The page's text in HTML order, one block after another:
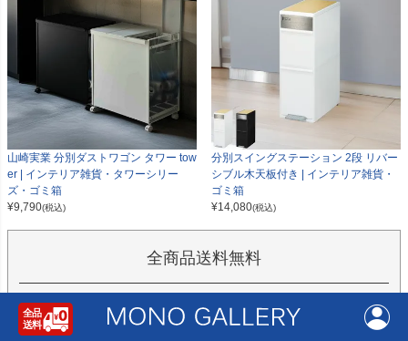
山崎実業 分別ダストワゴン タワー tow
er | インテリア雑貨・タワーシリー
ズ・ゴミ箱
¥9,790(税込)
分別スイングステーション 2段 リバー
シブル木天板付き | インテリア雑貨・
ゴミ箱
¥14,080(税込)
全商品送料無料
当店は全商品送料無料 (北海道・沖縄・離島を除く)です。ご注
文の翌日から1～2日営業日以内に発送いたします。ご注文の